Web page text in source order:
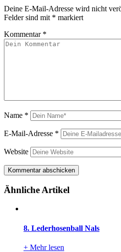
Deine E-Mail-Adresse wird nicht
Felder sind mit * markiert
Kommentar *
Name *
E-Mail-Adresse *
Website
Ähnliche Artikel
8. Lederhosenball Nals
+ Mehr lesen